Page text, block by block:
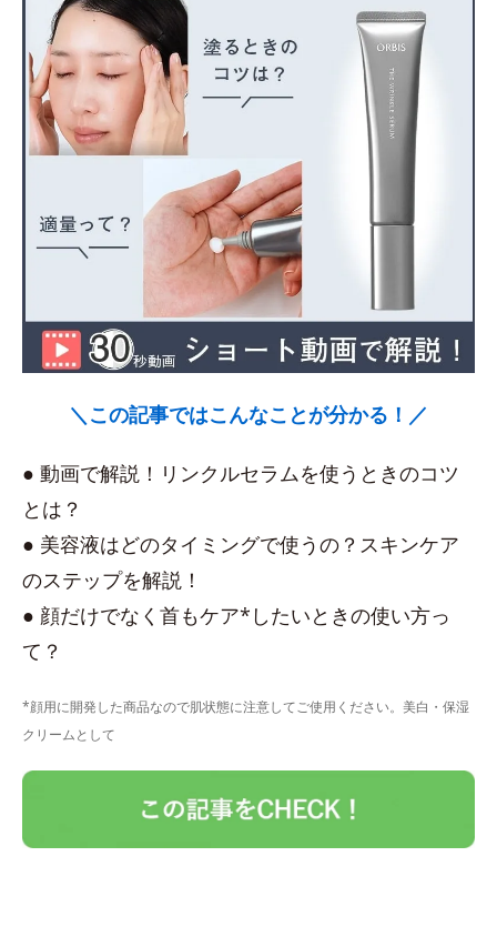
＼この記事ではこんなことが分かる！／
● 動画で解説！リンクルセラムを使うときのコツ
とは？
● 美容液はどのタイミングで使うの？スキンケア
のステップを解説！
● 顔だけでなく首もケア*したいときの使い方っ
て？
*顔用に開発した商品なので肌状態に注意してご使用ください。美白・保湿
クリームとして